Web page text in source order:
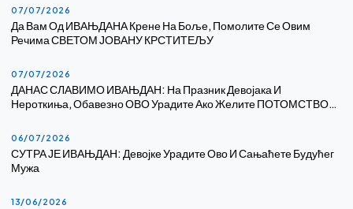
07/07/2026
Да Вам Од ИВАЊДАНА Крене На Боље, Помолите Се Овим
Речима СВЕТОМ ЈОВАНУ КРСТИТЕЉУ
07/07/2026
ДАНАС СЛАВИМО ИВАЊДАН: На Празник Девојака И
Нероткиња, Обавезно ОВО Урадите Ако Желите ПОТОМСТВО…
06/07/2026
СУТРА ЈЕ ИВАЊДАН: Девојке Урадите Ово И Сањаћете Будућег
Мужа
13/06/2026